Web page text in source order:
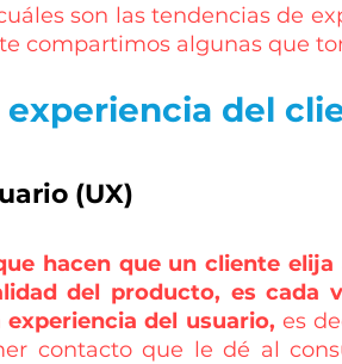
son las tendencias de
compartimos algunas que
del
(UX)
hacen que un cliente
del producto, es cada
del usuario, es
contacto que le dé al